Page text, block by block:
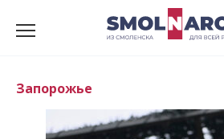
Запорожье